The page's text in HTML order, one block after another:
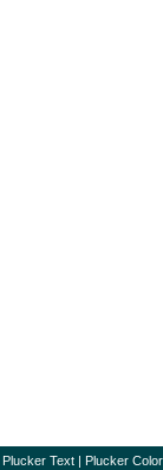
Plucker Text | Plucker Color